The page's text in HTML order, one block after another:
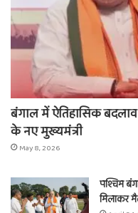
बंगाल में ऐतिहासिक
के नए मुख्यमंत्री
May 8, 2026
पश्चिम
मिलाकर